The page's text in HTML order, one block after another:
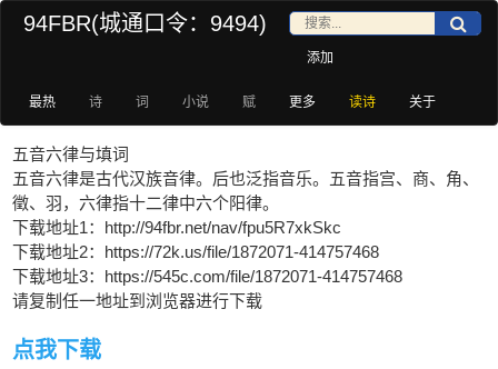
94FBR(城通口令：9494)
添加
最热 诗 词 小说 赋 更多 读诗 关于
五音六律与填词
五音六律是古代汉族音律。后也泛指音乐。五音指宫、商、角、
徵、羽，六律指十二律中六个阳律。
下载地址1：http://94fbr.net/nav/fpu5R7xkSkc
下载地址2：https://72k.us/file/1872071-414757468
下载地址3：https://545c.com/file/1872071-414757468
请复制任一地址到浏览器进行下载
点我下载